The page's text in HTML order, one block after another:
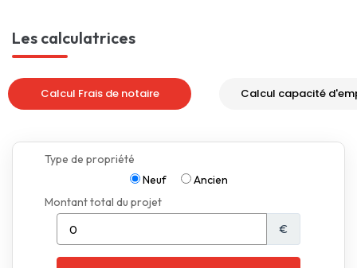
Les calculatrices
Calcul Frais de notaire Calcul capacité